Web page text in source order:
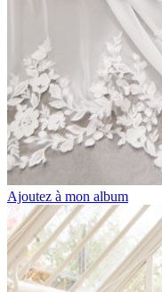
Ajoutez à mon album